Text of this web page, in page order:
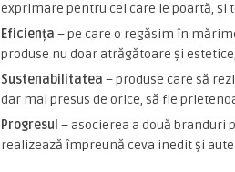
exprimare pentru cei care le poartă, și
Eficiența – pe care o regăsim în
produse nu doar atrăgătoare și
Sustenabilitatea – produse care să
dar mai presus de orice, să fie
Progresul – asocierea a două branduri
realizează împreună ceva inedit și